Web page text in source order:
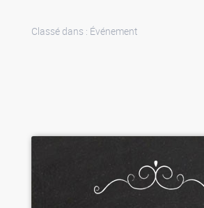
Classé dans : Événement